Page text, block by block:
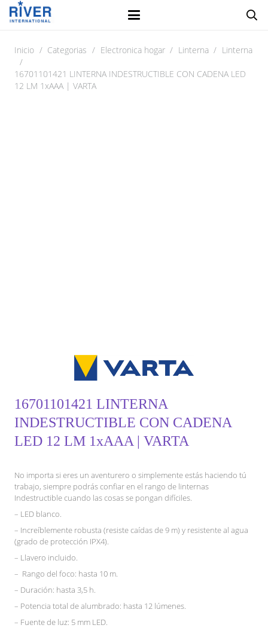
Inicio / Categorias / Electronica hogar / Linterna / Linterna
/
16701101421 LINTERNA INDESTRUCTIBLE CON CADENA LED
12 LM 1xAAA | VARTA
16701101421 LINTERNA
INDESTRUCTIBLE CON CADENA
LED 12 LM 1xAAA | VARTA
No importa si eres un aventurero o simplemente estás haciendo tú
trabajo, siempre podrás confiar en el rango de linternas
Indestructible cuando las cosas se pongan difíciles.
– LED blanco.
– Increíblemente robusta (resiste caídas de 9 m) y resistente al agua
(grado de protección IPX4).
– Llavero incluido.
– Rango del foco: hasta 10 m.
– Duración: hasta 3,5 h.
– Potencia total de alumbrado: hasta 12 lúmenes.
– Fuente de luz: 5 mm LED.